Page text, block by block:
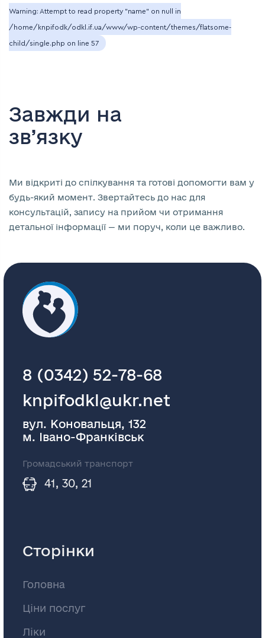
Warning: Attempt to read property "name" on null in
/home/knpifodk/odkl.if.ua/www/wp-content/themes/flatsome-
child/single.php on line 57
Завжди на
зв’язку
Ми відкриті до спілкування та готові допомогти вам у
будь-який момент. Звертайтесь до нас для
консультацій, запису на прийом чи отримання
детальної інформації — ми поруч, коли це важливо.
8 (0342) 52-78-68
knpifodkl@ukr.net
вул. Коновальця, 132
м. Івано-Франківськ
Громадський транспорт
41, 30, 21
Сторінки
Головна
Ціни послуг
Ліки